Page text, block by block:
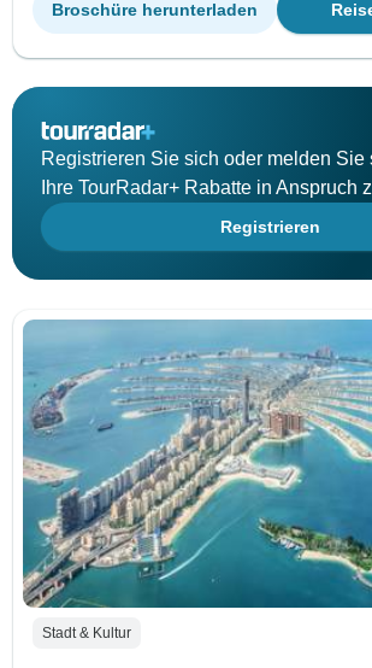
Broschüre herunterladen
Registrieren Sie sich oder melden Sie
Ihre TourRadar+ Rabatte in Anspruch
Registrieren
Stadt & Kultur